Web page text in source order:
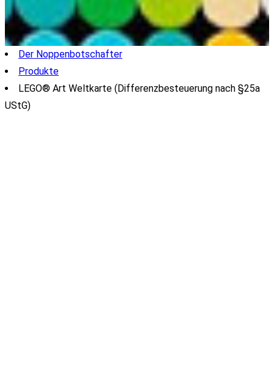
Der Noppenbotschafter
Produkte
LEGO® Art Weltkarte (Differenzbesteuerung nach §25a
UStG)